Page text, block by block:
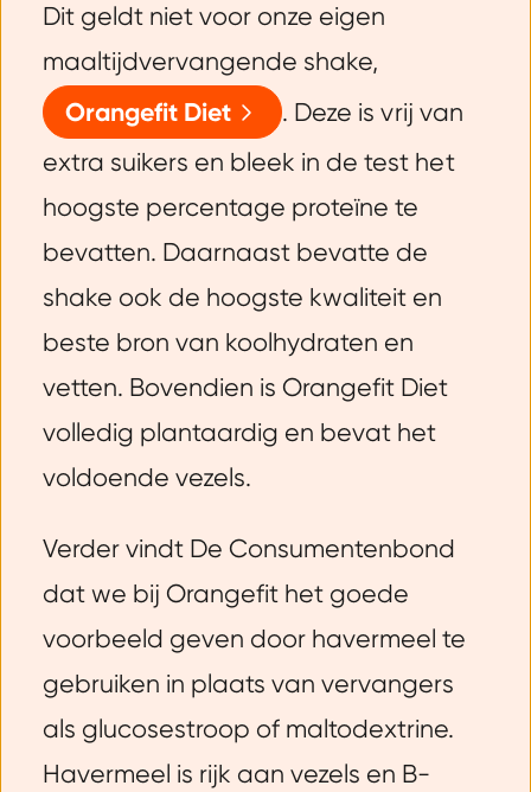
Dit geldt niet voor onze eigen
maaltijdvervangende shake,
Orangefit Diet
. Deze is vrij van
extra suikers en bleek in de test het
hoogste percentage proteïne te
bevatten. Daarnaast bevatte de
shake ook de hoogste kwaliteit en
beste bron van koolhydraten en
vetten. Bovendien is Orangefit Diet
volledig plantaardig en bevat het
voldoende vezels.
Verder vindt De Consumentenbond
dat we bij Orangefit het goede
voorbeeld geven door havermeel te
gebruiken in plaats van vervangers
als glucosestroop of maltodextrine.
Havermeel is rijk aan vezels en B-